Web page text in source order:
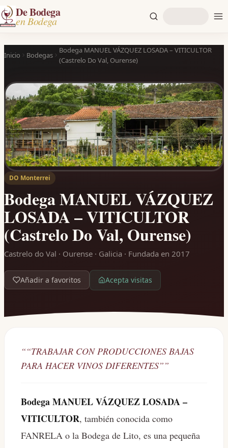
De Bodega
en Bodega
Inicio Bodegas
Bodega MANUEL VÁZQUEZ LOSADA – VITICULTOR
(Castrelo Do Val, Ourense)
DO Monterrei
Bodega MANUEL VÁZQUEZ
LOSADA – VITICULTOR
(Castrelo Do Val, Ourense)
Castrelo do Val · Ourense · Galicia · Fundada en 2017
Añadir a favoritos Acepta visitas
““TRABAJAR CON PRODUCCIONES BAJAS
PARA HACER VINOS DIFERENTES””
Bodega MANUEL VÁZQUEZ LOSADA –
VITICULTOR, también conocida como
FANRELA o la Bodega de Lito, es una pequeña